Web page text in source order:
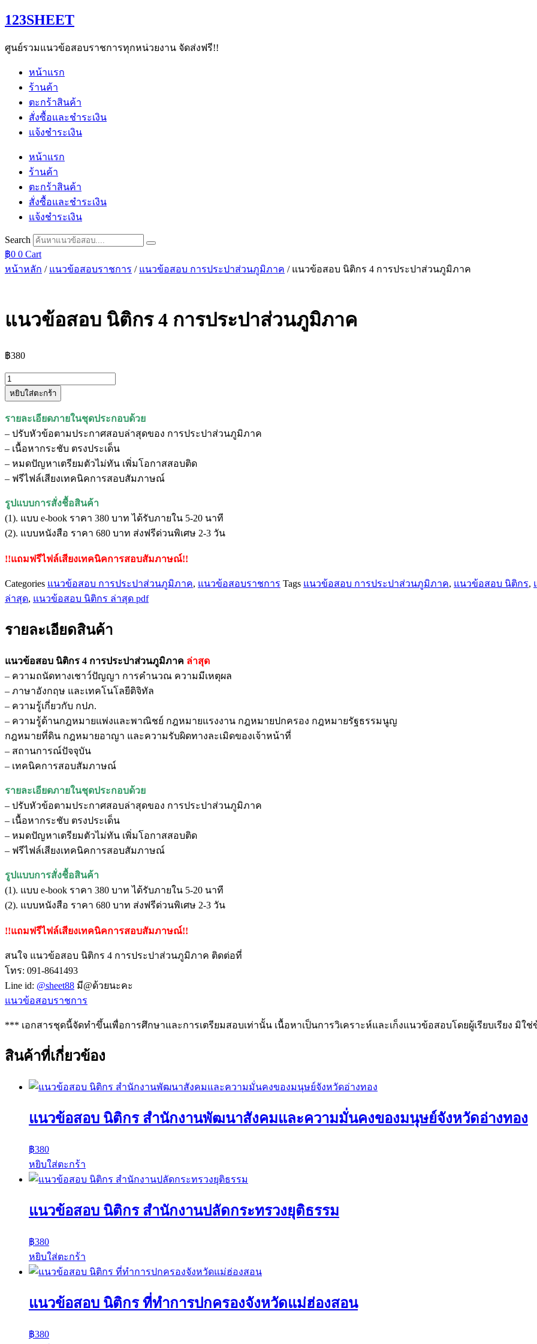
Skip
to
123SHEET
ศูนย์รวมแนวข้อสอบราชการทุกหน่วยงาน จัดส่งฟรี!!
หน้าแรก
ร้านค้า
ตะกร้าสินค้า
สั่งซื้อและชำระเงิน
แจ้งชำระเงิน
หน้าแรก
ร้านค้า
ตะกร้าสินค้า
สั่งซื้อและชำระเงิน
แจ้งชำระเงิน
Search
฿0 0 Cart
หน้าหลัก / แนวข้อสอบราชการ / แนวข้อสอบ การประปาส่วนภูมิภาค / แนวข้อสอบ นิติกร 4 การประปาส่วนภูมิภาค
แนวข้อสอบ นิติกร 4 การประปาส่วนภูมิภาค
฿380
จำนวน
แนว
นิติกร
4
การ
ประปา
ส่วน
ชิ้น
หยิบใส่ตะกร้า
รายละเอียดภายในชุดประกอบด้วย
– ปรับหัวข้อตามประกาศสอบล่าสุดของ การประปาส่วนภูมิภาค
– เนื้อหากระชับ ตรงประเด็น
– หมดปัญหาเตรียมตัวไม่ทัน เพิ่มโอกาสสอบติด
– ฟรีไฟล์เสียงเทคนิคการสอบสัมภาษณ์
รูปแบบการสั่งชื้อสินค้า
(1). แบบ e-book ราคา 380 บาท ได้รับภายใน 5-20 นาที
(2). แบบหนังสือ ราคา 680 บาท ส่งฟรีด่วนพิเศษ 2-3 วัน
!!แถมฟรีไฟล์เสียงเทคนิคการสอบสัมภาษณ์!!
Categories แนวข้อสอบ การประปาส่วนภูมิภาค, แนวข้อสอบราชการ Tags แนวข้อสอบ การประปาส่วนภูมิภาค, แนวข้อสอบ นิติกร,
ล่าสุด, แนวข้อสอบ นิติกร ล่าสุด pdf
รายละเอียดสินค้า
แนวข้อสอบ นิติกร 4 การประปาส่วนภูมิภาค ล่าสุด
– ความถนัดทางเชาว์ปัญญา การคำนวณ ความมีเหตุผล
– ภาษาอังกฤษ และเทคโนโลยีติจิทัล
– ความรู้เกี่ยวกับ กปภ.
– ความรู้ด้านกฎหมายแพ่งและพาณิชย์ กฎหมายแรงงาน กฎหมายปกครอง กฎหมายรัฐธรรมนูญ
กฎหมายที่ดิน กฎหมายอาญา และความรับผิดทางละเมิดของเจ้าหน้าที่
– สถานการณ์ปัจจุบัน
– เทคนิคการสอบสัมภาษณ์
รายละเอียดภายในชุดประกอบด้วย
– ปรับหัวข้อตามประกาศสอบล่าสุดของ การประปาส่วนภูมิภาค
– เนื้อหากระชับ ตรงประเด็น
– หมดปัญหาเตรียมตัวไม่ทัน เพิ่มโอกาสสอบติด
– ฟรีไฟล์เสียงเทคนิคการสอบสัมภาษณ์
รูปแบบการสั่งชื้อสินค้า
(1). แบบ e-book ราคา 380 บาท ได้รับภายใน 5-20 นาที
(2). แบบหนังสือ ราคา 680 บาท ส่งฟรีด่วนพิเศษ 2-3 วัน
!!แถมฟรีไฟล์เสียงเทคนิคการสอบสัมภาษณ์!!
สนใจ แนวข้อสอบ นิติกร 4 การประปาส่วนภูมิภาค ติดต่อที่
โทร: 091-8641493
Line id: @sheet88 มี@ด้วยนะคะ
แนวข้อสอบราชการ
*** เอกสารชุดนี้จัดทำขึ้นเพื่อการศึกษาและการเตรียมสอบเท่านั้น เนื้อหาเป็นการวิเคราะห์และเก็งแนวข้อสอบโดยผู้เรียบเรียง มิใ
สินค้าที่เกี่ยวข้อง
แนวข้อสอบ นิติกร สำนักงานพัฒนาสังคมและความมั่นคงของมนุษย์จังหวัดอ่างทอง
฿380
หยิบใส่ตะกร้า
แนวข้อสอบ นิติกร สำนักงานปลัดกระทรวงยุติธรรม
฿380
หยิบใส่ตะกร้า
แนวข้อสอบ นิติกร ที่ทำการปกครองจังหวัดแม่ฮ่องสอน
฿380